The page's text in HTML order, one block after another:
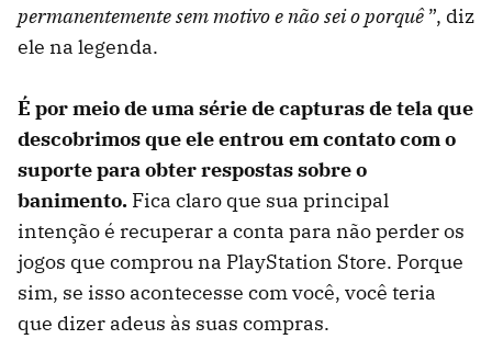
permanentemente sem motivo e não sei o porquê”, diz
ele na legenda.
É por meio de uma série de capturas de tela que
descobrimos que ele entrou em contato com o
suporte para obter respostas sobre o
banimento. Fica claro que sua principal
intenção é recuperar a conta para não perder os
jogos que comprou na PlayStation Store. Porque
sim, se isso acontecesse com você, você teria
que dizer adeus às suas compras.